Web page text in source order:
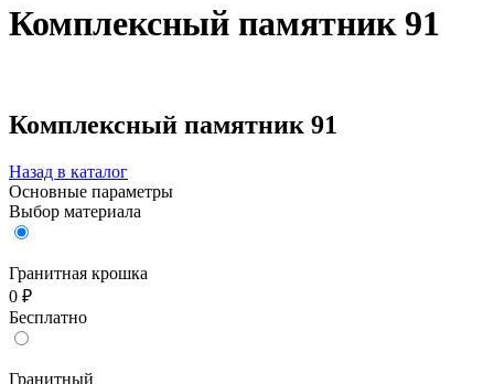
Комплексный памятник 91
Комплексный памятник 91
Назад в каталог
Основные параметры
Выбор материала
Гранитная крошка
0 ₽
Бесплатно
Гранитный